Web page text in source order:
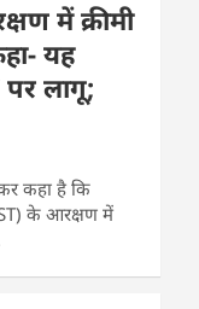
में क्रीमी
यह
पर लागू;
कहा है कि
के आरक्षण में